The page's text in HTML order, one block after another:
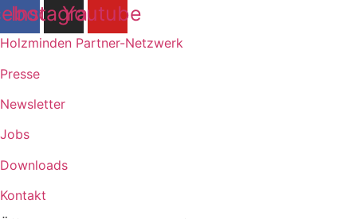
Instagram
Youtube
Holzminden Partner-Netzwerk
Presse
Newsletter
Jobs
Downloads
Kontakt